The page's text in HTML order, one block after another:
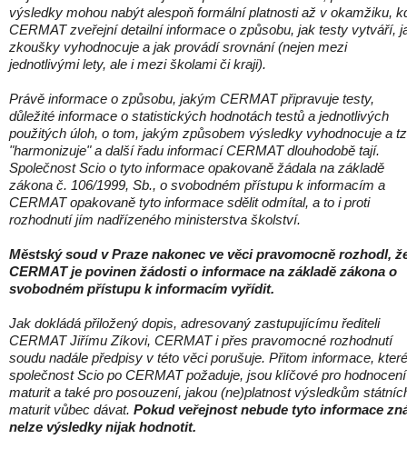
výsledky mohou nabýt alespoň formální platnosti až v okamžiku,
CERMAT zveřejní detailní informace o způsobu, jak testy vytváří,
zkoušky vyhodnocuje a jak provádí srovnání (nejen mezi
jednotlivými lety, ale i mezi školami či kraji).
Právě informace o způsobu, jakým CERMAT připravuje testy,
důležité informace o statistických hodnotách testů a jednotlivých
použitých úloh, o tom, jakým způsobem výsledky vyhodnocuje a
"harmonizuje" a další řadu informací CERMAT dlouhodobě tají.
Společnost Scio o tyto informace opakovaně žádala na základě
zákona č. 106/1999, Sb., o svobodném přístupu k informacím a
CERMAT opakovaně tyto informace sdělit odmítal, a to i proti
rozhodnutí jím nadřízeného ministerstva školství.
Městský soud v Praze nakonec ve věci pravomocně rozhodl,
CERMAT je povinen žádosti o informace na základě zákona o
svobodném přístupu k informacím vyřídit.
Jak dokládá přiložený dopis, adresovaný zastupujícímu řediteli
CERMAT Jiřímu Zíkovi, CERMAT i přes pravomocné rozhodnutí
soudu nadále předpisy v této věci porušuje. Přitom informace, které
společnost Scio po CERMAT požaduje, jsou klíčové pro hodnocení
maturit a také pro posouzení, jakou (ne)platnost výsledkům
maturit vůbec dávat. Pokud veřejnost nebude tyto informace
nelze výsledky nijak hodnotit.